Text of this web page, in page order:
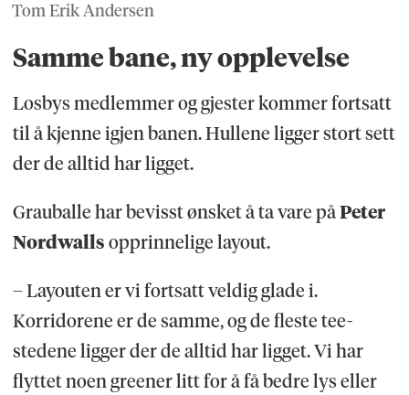
Tom Erik Andersen
Samme bane, ny opplevelse
Losbys medlemmer og gjester kommer fortsatt
til å kjenne igjen banen. Hullene ligger stort sett
der de alltid har ligget.
Grauballe har bevisst ønsket å ta vare påPeter
Nordwalls opprinnelige layout.
– Layouten er vi fortsatt veldig glade i.
Korridorene er de samme, og de fleste tee-
stedene ligger der de alltid har ligget. Vi har
flyttet noen greener litt for å få bedre lys eller